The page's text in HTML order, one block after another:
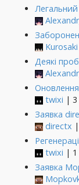
Легальний
Kurosaki
Деякі
twixi | 3
Заявка
directx
twixi | 1
Заявка